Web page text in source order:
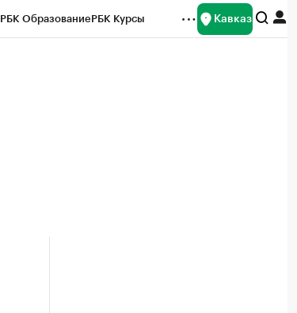
РБК ОбразованиеРБК Курсы Кавказ